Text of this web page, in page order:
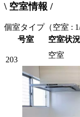
\ 空室情報 /
個室タイプ（空室 : 1/
号室
空室状況
203
空室